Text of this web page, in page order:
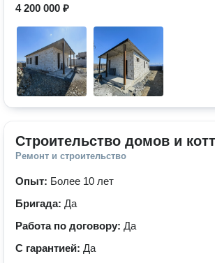
4 200 000 ₽
Строительство домов и
Ремонт и строительство
Опыт: Более 10 лет
Бригада: Да
Работа по договору: Да
С гарантией: Да